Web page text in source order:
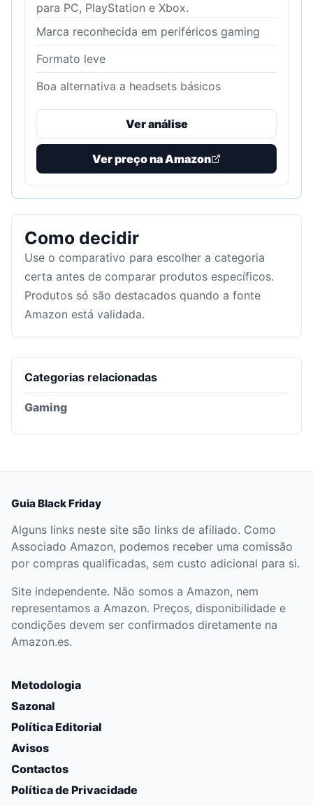
para PC, PlayStation e Xbox.
Marca reconhecida em periféricos gaming
Formato leve
Boa alternativa a headsets básicos
Ver análise
Ver preço na Amazon
Como decidir
Use o comparativo para escolher a categoria
certa antes de comparar produtos específicos.
Produtos só são destacados quando a fonte
Amazon está validada.
Categorias relacionadas
Gaming
Guia Black Friday
Alguns links neste site são links de afiliado. Como
Associado Amazon, podemos receber uma comissão
por compras qualificadas, sem custo adicional para si.
Site independente. Não somos a Amazon, nem
representamos a Amazon. Preços, disponibilidade e
condições devem ser confirmados diretamente na
Amazon.es.
Metodologia
Sazonal
Política Editorial
Avisos
Contactos
Política de Privacidade